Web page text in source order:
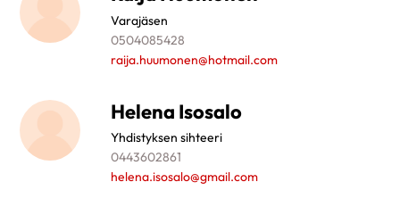
Varajäsen
0504085428
raija.huumonen@hotmail.com
Helena Isosalo
Yhdistyksen sihteeri
0443602861
helena.isosalo@gmail.com